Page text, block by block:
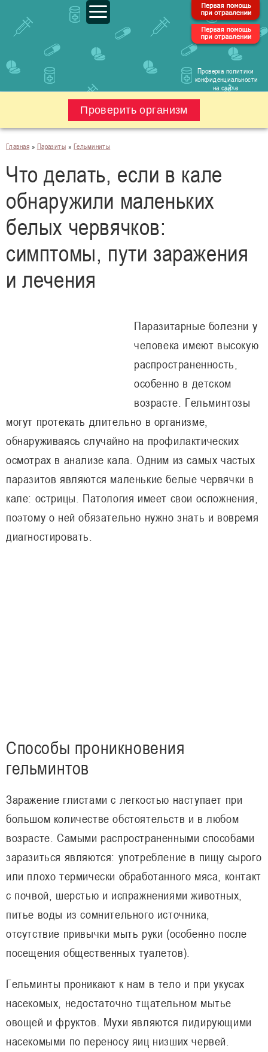
Проверка политики
конфиденциальности
на сайте
Проверить организм
Главная » Паразиты » Гельминиты
Что делать, если в кале
обнаружили маленьких
белых червячков:
симптомы, пути заражения
и лечения
Паразитарные болезни у
человека имеют высокую
распространенность,
особенно в детском
возрасте. Гельминтозы
могут протекать длительно в организме,
обнаруживаясь случайно на профилактических
осмотрах в анализе кала. Одним из самых частых
паразитов являются маленькие белые червячки в
кале: острицы. Патология имеет свои осложнения,
поэтому о ней обязательно нужно знать и вовремя
диагностировать.
Способы проникновения
гельминтов
Заражение глистами с легкостью наступает при
большом количестве обстоятельств и в любом
возрасте. Самыми распространенными способами
заразиться являются: употребление в пищу сырого
или плохо термически обработанного мяса, контакт
с почвой, шерстью и испражнениями животных,
питье воды из сомнительного источника,
отсутствие привычки мыть руки (особенно после
посещения общественных туалетов).
Гельминты проникают к нам в тело и при укусах
насекомых, недостаточно тщательном мытье
овощей и фруктов. Мухи являются лидирующими
насекомыми по переносу яиц низших червей.